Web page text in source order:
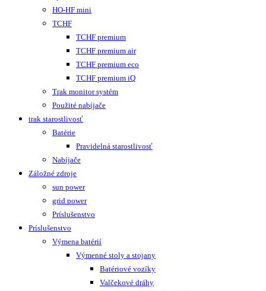
5 HPZS
6 HPZS
7 HPzS
8 HPZS
8 HPzB
9 HPzS
10 HPzS
Podľa vozíka – pripravujeme
trak batéria
trak | bloc
trak | uplift
trak | uplift quadro
trak | uplift impulse
trak powerpack LION
Použité batérie
trak nabíjač
HO-HF mini
TCHF
TCHF premium
TCHF premium air